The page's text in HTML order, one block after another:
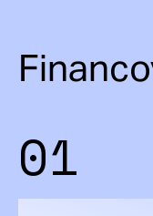
01